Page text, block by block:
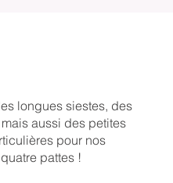
longues siestes, des
aussi des petites
pour nos
pattes !